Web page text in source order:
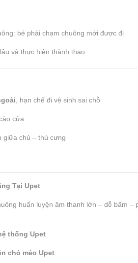
bé phải chạm chuông mới được đi
và thực hiện thành thạo
, hạn chế đi vệ sinh sai chỗ
cửa
giữa chủ – thú cưng
Tại Upet
huấn luyện âm thanh lớn – dễ bấm –
thống Upet
chó mèo Upet